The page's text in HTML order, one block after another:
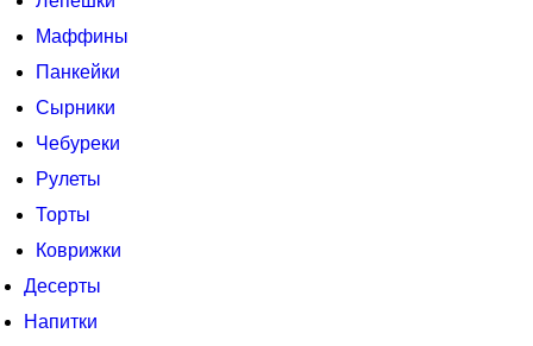
Маффины
Панкейки
Сырники
Чебуреки
Рулеты
Торты
Коврижки
Десерты
Напитки